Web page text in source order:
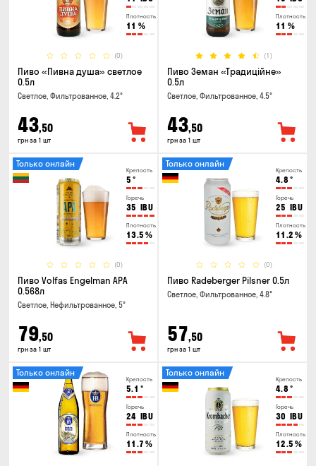
Плотность
11 %
(0)
Пиво «Пивна душа» светлое
0.5л
Светлое, Фильтрованное, 4.2°
43,50
грн за 1 шт
Плотность
11 %
(1)
Пиво Земан «Традиційне»
0.5л
Светлое, Фильтрованное, 4.5°
43,50
грн за 1 шт
Крепость
5 °
Горечь
35 IBU
Плотность
13.5 %
(0)
Только онлайн
Пиво Volfas Engelman APA
0.568л
Светлое, Нефильтрованное, 5°
79,50
грн за 1 шт
Крепость
4.8 °
Горечь
25 IBU
Плотность
11.2 %
(0)
Только онлайн
Пиво Radeberger Pilsner 0.5л
Светлое, Фильтрованное, 4.8°
57,50
грн за 1 шт
Крепость
5.1 °
Горечь
24 IBU
Плотность
11.7 %
Только онлайн
Крепость
4.8 °
Горечь
30 IBU
Плотность
12.5 %
Только онлайн